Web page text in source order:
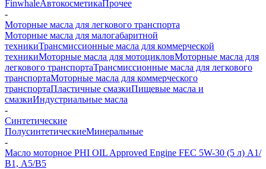
FinwhaleАвтокосметикаПрочее
-
Моторные масла для легкового транспорта
Моторные масла для малогабаритной
техникиТрансмиссионные масла для коммерческой
техникиМоторные масла для мотоцикловМоторные масла для
легкового транспортаТрансмиссионные масла для легкового
транспортаМоторные масла для коммерческого
транспортаПластичные смазкиПищевые масла и
смазкиИндустриальные масла
-
Синтетические
ПолусинтетическиеМинеральные
-
Масло моторное PHI OIL Approved Engine FEC 5W-30 (5 л) А1/
В1, А5/В5